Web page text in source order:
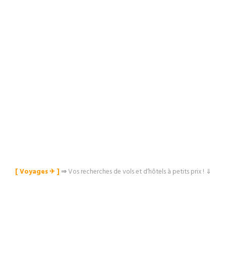
[ Voyages ✈︎ ]⇒Vos recherches de vols et d’hôtels à petits prix ! ⇓